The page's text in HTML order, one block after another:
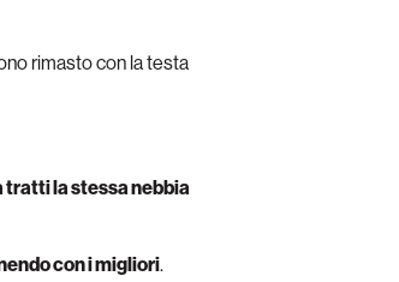
rimasto con la testa
tratti la stessa nebbia
con i migliori.